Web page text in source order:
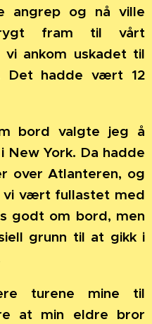
angrep og nå ville
fram til vårt
vi ankom uskadet til
Det hadde vært 12
bord valgte jeg å
New York. Da hadde
over Atlanteren, og
vi vært fullastet med
godt om bord, men
grunn til at gikk i
turene mine til
at min eldre bror